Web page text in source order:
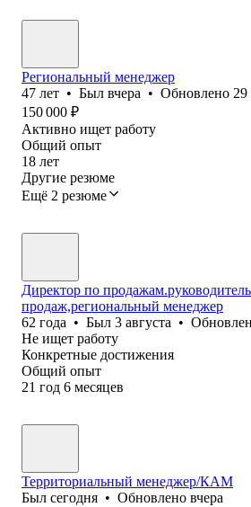
Региональный менеджер
47 лет • Был вчера • Обновлено
150 000 ₽
Активно ищет работу
Общий опыт
18 лет
Другие резюме
Ещё 2 резюме
Директор по продажам.руководитель
продаж,региональный менеджер
62 года • Был 3 августа •
Не ищет работу
Конкретные достижения
Общий опыт
21 год 6 месяцев
Территориальный менеджер/КАМ
Был сегодня • Обновлено вчера